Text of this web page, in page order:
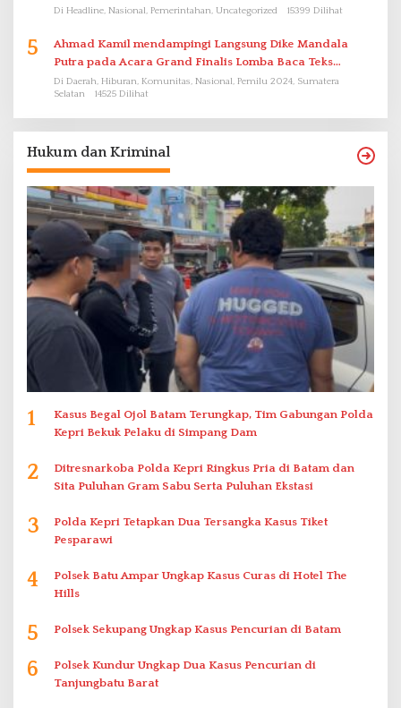
Di Headline, Nasional, Pemerintahan, Uncategorized 15399 Dilihat
5
Ahmad Kamil mendampingi Langsung Dike Mandala
Putra pada Acara Grand Finalis Lomba Baca Teks
Proklamasi Mirip Bung Karno di Bali
Di Daerah, Hiburan, Komunitas, Nasional, Pemilu 2024, Sumatera
Selatan
14525 Dilihat
Hukum dan Kriminal
1
Kasus Begal Ojol Batam Terungkap, Tim Gabungan Polda
Kepri Bekuk Pelaku di Simpang Dam
2
Ditresnarkoba Polda Kepri Ringkus Pria di Batam dan
Sita Puluhan Gram Sabu Serta Puluhan Ekstasi
3
Polda Kepri Tetapkan Dua Tersangka Kasus Tiket
Pesparawi
4
Polsek Batu Ampar Ungkap Kasus Curas di Hotel The
Hills
5 Polsek Sekupang Ungkap Kasus Pencurian di Batam
6
Polsek Kundur Ungkap Dua Kasus Pencurian di
Tanjungbatu Barat